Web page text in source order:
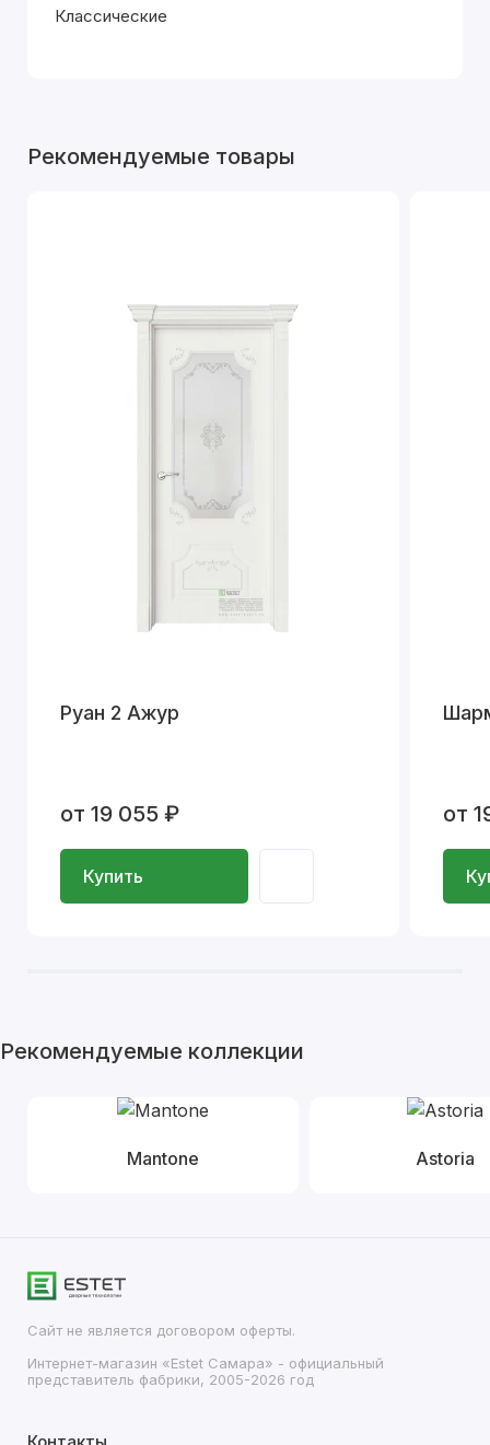
Классические
Рекомендуемые товары
Руан 2 Ажур
от 19 055 ₽
Купить
от
Рекомендуемые коллекции
Mantone Astoria
Сайт не является договором оферты.
Интернет-магазин «Estet Самара» - официальный
представитель фабрики, 2005-2026 год